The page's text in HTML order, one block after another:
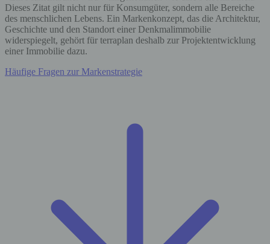
Dieses Zitat gilt nicht nur für Konsumgüter, sondern alle Bereiche
des menschlichen Lebens. Ein Markenkonzept, das die Architektur,
Geschichte und den Standort einer Denkmalimmobilie
widerspiegelt, gehört für terraplan deshalb zur Projektentwicklung
einer Immobilie dazu.
Häufige Fragen zur Markenstrategie